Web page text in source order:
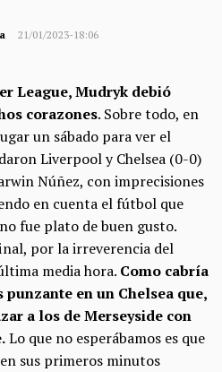
21/01/2023-18:06
League, Mudryk debió
corazones. Sobre todo, en
un sábado para ver el
Liverpool y Chelsea (0-0)
Núñez, con imprecisiones
en cuenta el fútbol que
fue plato de buen gusto.
por la irreverencia del
media hora. Como cabría
punzante en un Chelsea que,
a los de Merseyside con
Lo que no esperábamos es que
sus primeros minutos